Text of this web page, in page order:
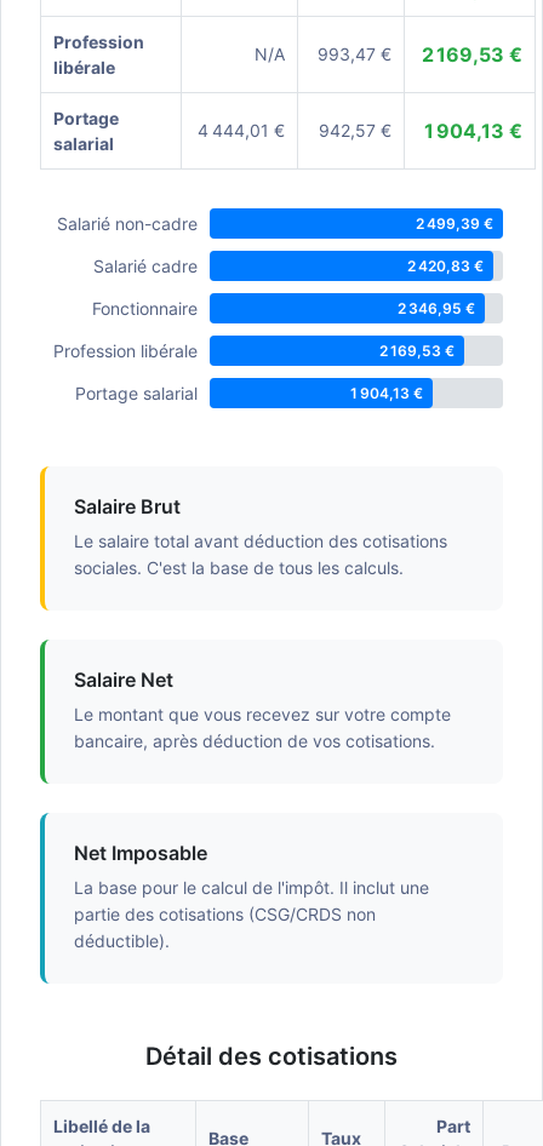
Profession
libérale
N/A 993,47 € 2 169,53 €
Portage
salarial
4 444,01 € 942,57 € 1 904,13 €
Salarié non-cadre 2 499,39 €
Salarié cadre 2 420,83 €
Fonctionnaire 2 346,95 €
Profession libérale 2 169,53 €
Portage salarial 1 904,13 €
Salaire Brut
Le salaire total avant déduction des cotisations
sociales. C'est la base de tous les calculs.
Salaire Net
Le montant que vous recevez sur votre compte
bancaire, après déduction de vos cotisations.
Net Imposable
La base pour le calcul de l'impôt. Il inclut une
partie des cotisations (CSG/CRDS non
déductible).
Détail des cotisations
Libellé de la
Base Taux
Part